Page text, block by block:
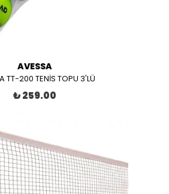
AVESSA
TT-200 TENİS TOPU 3'LÜ
₺ 259.00